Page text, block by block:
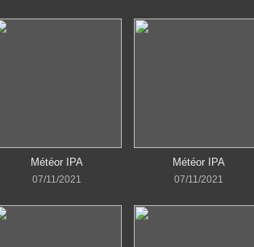
Météor IPA
07/11/2021
Météor IPA
07/11/2021